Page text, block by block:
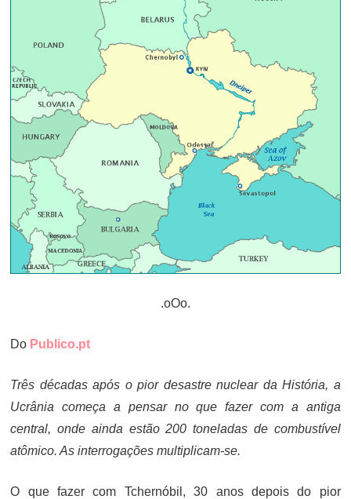
.oOo.
Do Publico.pt
Três décadas após o pior desastre nuclear da História, a
Ucrânia começa a pensar no que fazer com a antiga
central, onde ainda estão 200 toneladas de combustível
atômico. As interrogações multiplicam-se.
O que fazer com Tchernóbil, 30 anos depois do pior